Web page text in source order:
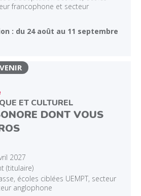
francophone et secteur
: du 24 août au 11 septembre
ET CULTUREL
DONT VOUS
2027
(titulaire)
écoles ciblées UEMPT, secteur
anglophone